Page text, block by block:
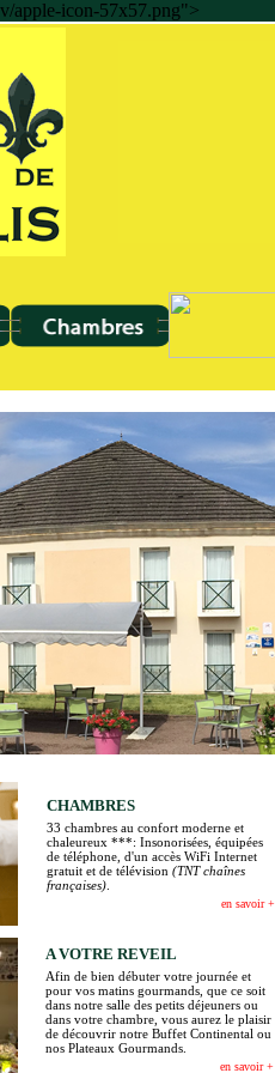
apple-icon-57x57.png">
CHAMBRES
33 chambres au confort moderne et
chaleureux ***: Insonorisées, équipées
de téléphone, d'un accès WiFi Internet
gratuit et de télévision (TNT chaînes
françaises).
en savoir +
A VOTRE REVEIL
Afin de bien débuter votre journée et
pour vos matins gourmands, que ce soit
dans notre salle des petits déjeuners ou
dans votre chambre, vous aurez le plaisir
de découvrir notre Buffet Continental ou
nos Plateaux Gourmands.
en savoir +